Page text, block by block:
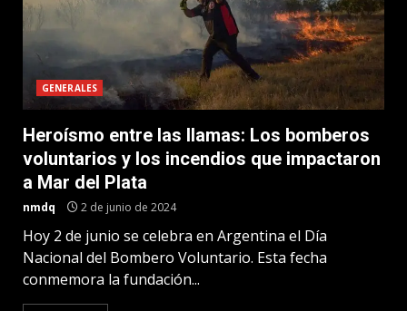
GENERALES
Heroísmo entre las llamas: Los bomberos
voluntarios y los incendios que impactaron
a Mar del Plata
nmdq 2 de junio de 2024
Hoy 2 de junio se celebra en Argentina el Día
Nacional del Bombero Voluntario. Esta fecha
conmemora la fundación...